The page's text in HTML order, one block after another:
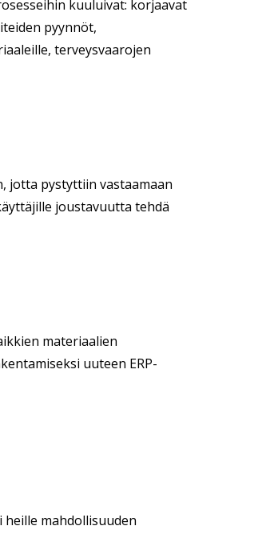
kuuluivat: korjaavat
pyynnöt,
terveysvaarojen
jotta pystyttiin vastaamaan
joustavuutta tehdä
materiaalien
uuteen ERP-
mahdollisuuden